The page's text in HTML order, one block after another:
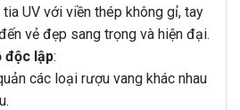
UV với viền thép không gỉ, tay
vẻ đẹp sang trọng và hiện đại.
độc lập:
các loại rượu vang khác nhau